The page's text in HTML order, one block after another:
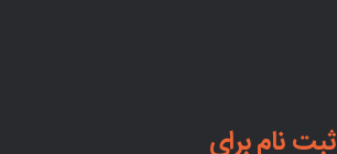
ثبت نام برای